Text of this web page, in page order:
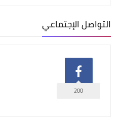
التواصل الإجتماعي
200